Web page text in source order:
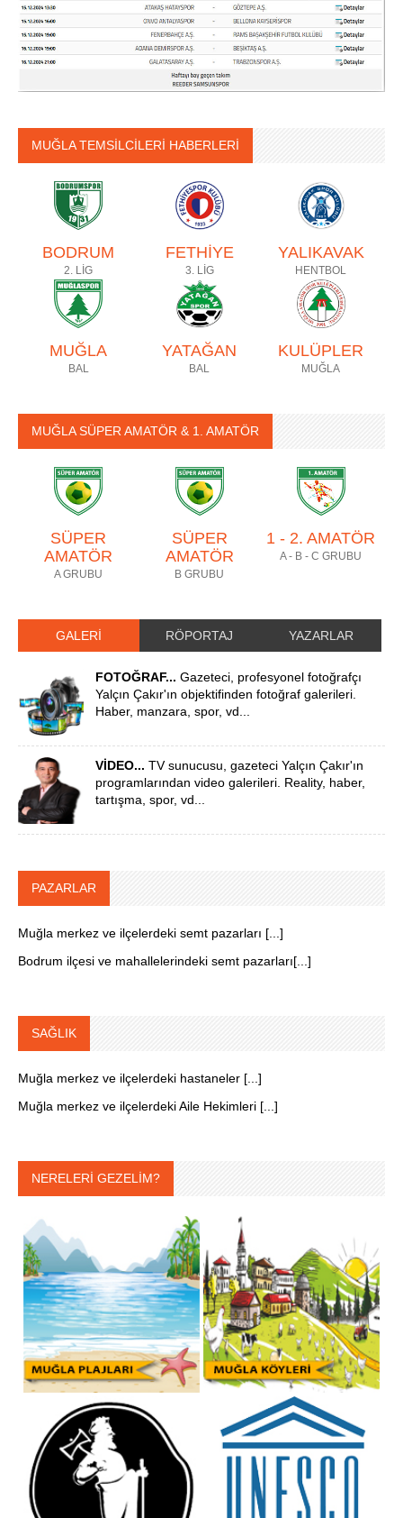
MUĞLA TEMSİLCİLERİ HABERLERİ
BODRUM
2. LİG
FETHİYE
3. LİG
YALIKAVAK
HENTBOL
MUĞLA
BAL
YATAĞAN
BAL
KULÜPLER
MUĞLA
MUĞLA SÜPER AMATÖR & 1. AMATÖR
SÜPER
AMATÖR
A GRUBU
SÜPER
AMATÖR
B GRUBU
1 - 2. AMATÖR
A - B - C GRUBU
GALERİ RÖPORTAJ YAZARLAR
FOTOĞRAF... Gazeteci, profesyonel fotoğrafçı
Yalçın Çakır'ın objektifinden fotoğraf galerileri.
Haber, manzara, spor, vd...
VİDEO... TV sunucusu, gazeteci Yalçın Çakır'ın
programlarından video galerileri. Reality, haber,
tartışma, spor, vd...
PAZARLAR
Muğla merkez ve ilçelerdeki semt pazarları [...]
Bodrum ilçesi ve mahallelerindeki semt pazarları[...]
SAĞLIK
Muğla merkez ve ilçelerdeki hastaneler [...]
Muğla merkez ve ilçelerdeki Aile Hekimleri [...]
NERELERİ GEZELİM?